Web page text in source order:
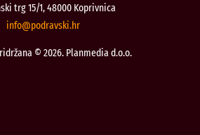
trg 15/1, 48000 Koprivnica
rh.iksvardop
@ofni
© 2026. Planmedia d.o.o.